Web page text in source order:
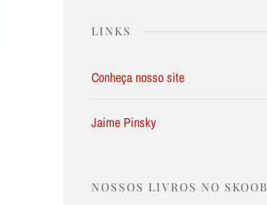
LINKS
Conheça nosso site
Jaime Pinsky
NOSSOS LIVROS NO SKOOB